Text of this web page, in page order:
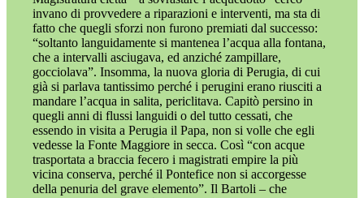
invano di provvedere a riparazioni e interventi, ma sta di
fatto che quegli sforzi non furono premiati dal successo:
“soltanto languidamente si mantenea l’acqua alla fontana,
che a intervalli asciugava, ed anziché zampillare,
gocciolava”. Insomma, la nuova gloria di Perugia, di cui
già si parlava tantissimo perché i perugini erano riusciti a
mandare l’acqua in salita, periclitava. Capitò persino in
quegli anni di flussi languidi o del tutto cessati, che
essendo in visita a Perugia il Papa, non si volle che egli
vedesse la Fonte Maggiore in secca. Così “con acque
trasportata a braccia fecero i magistrati empire la più
vicina conserva, perché il Pontefice non si accorgesse
della penuria del grave elemento”. Il Bartoli – che